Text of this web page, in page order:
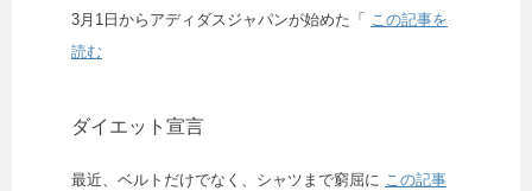
3月1日からアディダスジャパンが始めた「 この記事を
読む
ダイエット宣言
最近、ベルトだけでなく、シャツまで窮屈に この記事